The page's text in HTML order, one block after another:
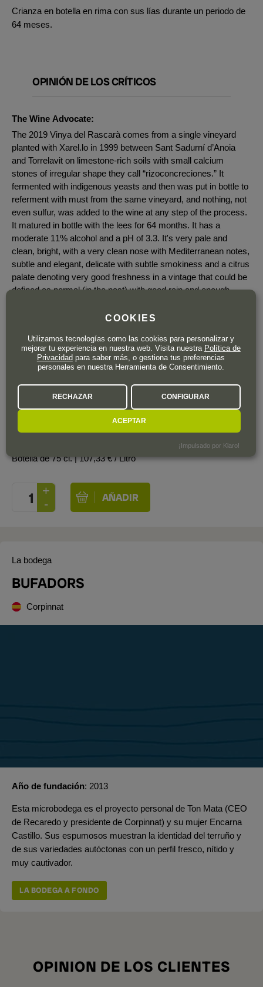
Crianza en botella en rima con sus lías durante un periodo de
64 meses.
OPINIÓN DE LOS CRÍTICOS
The Wine Advocate:
The 2019 Vinya del Rascarà comes from a single vineyard
planted with Xarel.lo in 1999 between Sant Sadurní d’Anoia
and Torrelavit on limestone-rich soils with small calcium
stones of irregular shape they call “rizoconcreciones.” It
fermented with indigenous yeasts and then was put in bottle to
referment with must from the same vineyard, and nothing, not
even sulfur, was added to the wine at any step of the process.
It matured in bottle with the lees for 64 months. It has a
moderate 11% alcohol and a pH of 3.3. It's very pale and
clean, bright, with a very clean nose with Mediterranean notes,
subtle and elegant, delicate with subtle smokiness and a citrus
palate denoting very good freshness in a vintage that could be
defined as normal (in the past) with good rain and enough
produced, slowly growing from the 874 in 2013. It was
of the bottles will be disgorged in April. (Luis Gutiérrez)
80,50 €
Botella de 75 cl.| 107,33 € / Litro
La bodega
BUFADORS
Corpinnat
Año de fundación 2013
Esta microbodega es el proyecto personal de Ton Mata (CEO
de Recaredo y presidente de Corpinnat) y su mujer Encarna
Castillo. Sus espumosos muestran la identidad del terruño y
de sus variedades autóctonas con un perfil fresco, nítido y
muy cautivador.
LA BODEGA A FONDO
OPINION DE LOS CLIENTES
COOKIES
Utilizamos tecnologías como las cookies para personalizar y
mejorar tu experiencia en nuestra web. Visita nuestra Política de
Privacidadpara saber más, o gestiona tus preferencias
personales en nuestra Herramienta de Consentimiento.
RECHAZAR CONFIGURAR
ACEPTAR
¡Impulsado por Klaro!